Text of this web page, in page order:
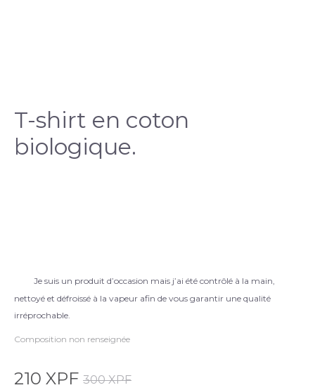
T-shirt en coton
biologique.
Je suis un produit d’occasion mais j’ai été contrôlé à la main,
nettoyé et défroissé à la vapeur afin de vous garantir une qualité
irréprochable.
Composition non renseignée
300XPF
210 XPF